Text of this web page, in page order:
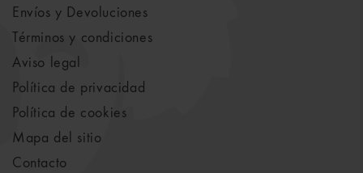
Envíos y Devoluciones
Términos y condiciones
Aviso legal
Política de privacidad
Política de cookies
Mapa del sitio
Contacto